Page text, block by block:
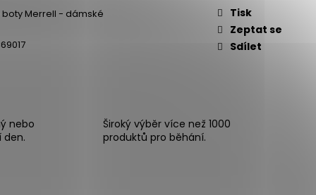
boty Merrell - dámské
Tisk
Zeptat se
Sdílet
nebo
den.
Široký výběr více než 1000
produktů pro běhání.